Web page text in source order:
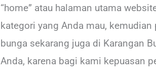
“home” atau halaman utama
kategori yang Anda mau,
bunga sekarang juga di Karangan
Anda, karena bagi kami kepuasan